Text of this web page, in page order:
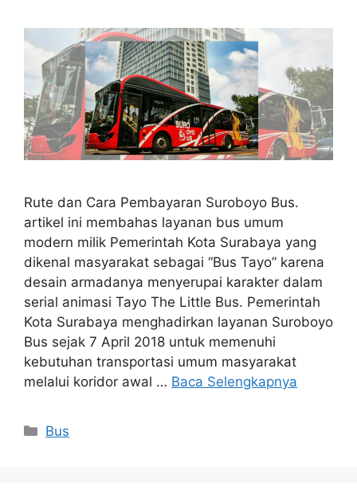
Rute dan Cara Pembayaran Suroboyo Bus.
artikel ini membahas layanan bus umum
modern milik Pemerintah Kota Surabaya yang
dikenal masyarakat sebagai “Bus Tayo” karena
desain armadanya menyerupai karakter dalam
serial animasi Tayo The Little Bus. Pemerintah
Kota Surabaya menghadirkan layanan Suroboyo
Bus sejak 7 April 2018 untuk memenuhi
kebutuhan transportasi umum masyarakat
melalui koridor awal … Baca Selengkapnya
Bus